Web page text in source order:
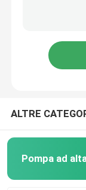
Elementi
4
ALTRE
Pompa ad